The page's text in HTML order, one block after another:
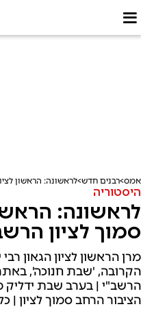
אמס רבנים חדש לראשונה: הראשון
היסטוריה
לראשונה:
סמוך לציון
מרן הראשון לציון הגאון
הקרובה, 'שבת חנוכה',
הרשב"י | בערב שבת
הציבור הרחב סמוך לציון |